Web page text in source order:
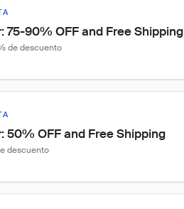
75-90% OFF and Free Shipping
de descuento
50% OFF and Free Shipping
descuento